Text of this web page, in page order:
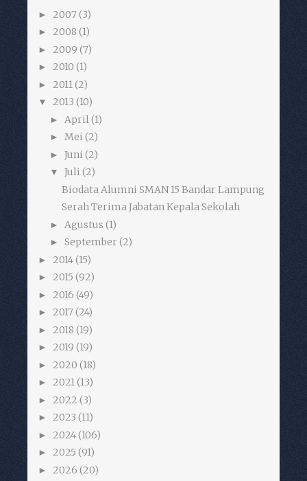
► 2007 (3)
► 2008 (1)
► 2009 (7)
► 2010 (1)
► 2011 (2)
▼ 2013 (10)
► April (1)
► Mei (2)
► Juni (2)
▼ Juli (2)
Biodata Alumni SMAN 15 Bandar Lampung
Serah Terima Jabatan Kepala Sekolah
► Agustus (1)
► September (2)
► 2014(15)
► 2015 (92)
► 2016 (49)
► 2017 (24)
► 2018 (19)
► 2019 (19)
► 2020 (18)
► 2021(13)
► 2022 (3)
► 2023 (11)
► 2024(106)
► 2025 (91)
► 2026 (20)